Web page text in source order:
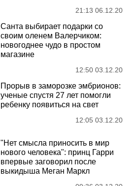
21:13 06.12.20
Санта выбирает подарки со
своим оленем Валерчиком:
новогоднее чудо в простом
магазине
12:50 03.12.20
Прорыв в заморозке эмбрионов:
ученые спустя 27 лет помогли
ребенку появиться на свет
12:05 03.12.20
"Нет смысла приносить в мир
нового человека": принц Гарри
впервые заговорил после
выкидыша Меган Маркл